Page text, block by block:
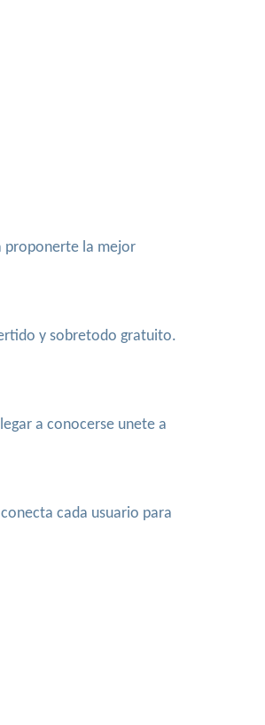
proponerte la mejor
y sobretodo gratuito.
a conocerse unete a
cada usuario para